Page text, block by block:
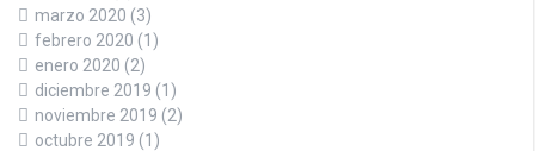
marzo 2020 (3)
febrero 2020 (1)
enero 2020 (2)
diciembre 2019 (1)
noviembre 2019 (2)
octubre 2019 (1)